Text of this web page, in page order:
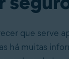
que serve
há muitas